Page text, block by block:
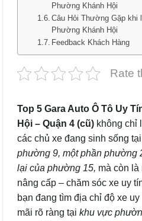
Phường Khánh Hội
Câu Hỏi Thường Gặp khi
Phường Khánh Hội
Feedback Khách Hàng
Rate
Top 5 Gara Auto Ô Tô Uy
Hội – Quận 4 (cũ) không chỉ
các chủ xe đang sinh sống tại
phường 9, một phần phường
lại của phường 15, mà còn
nâng cấp – chăm sóc xe uy
bạn đang tìm địa chỉ độ xe
mãi rõ ràng tại khu vực